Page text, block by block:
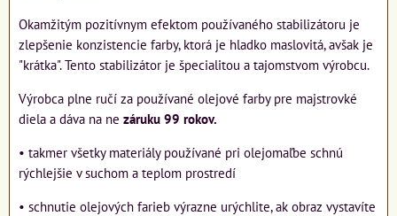
Okamžitým pozitívnym efektom používaného stabilizátoru je
zlepšenie konzistencie farby, ktorá je hladko maslovitá, avšak je
"krátka". Tento stabilizátor je špecialitou a tajomstvom výrobcu.
Výrobca plne ručí za používané olejové farby pre majstrovké
diela a dáva na ne záruku 99 rokov.
• takmer všetky materiály používané pri olejomaľbe schnú
rýchlejšie v suchom a teplom prostredí
• schnutie olejových farieb výrazne urýchlite, ak obraz vystavíte